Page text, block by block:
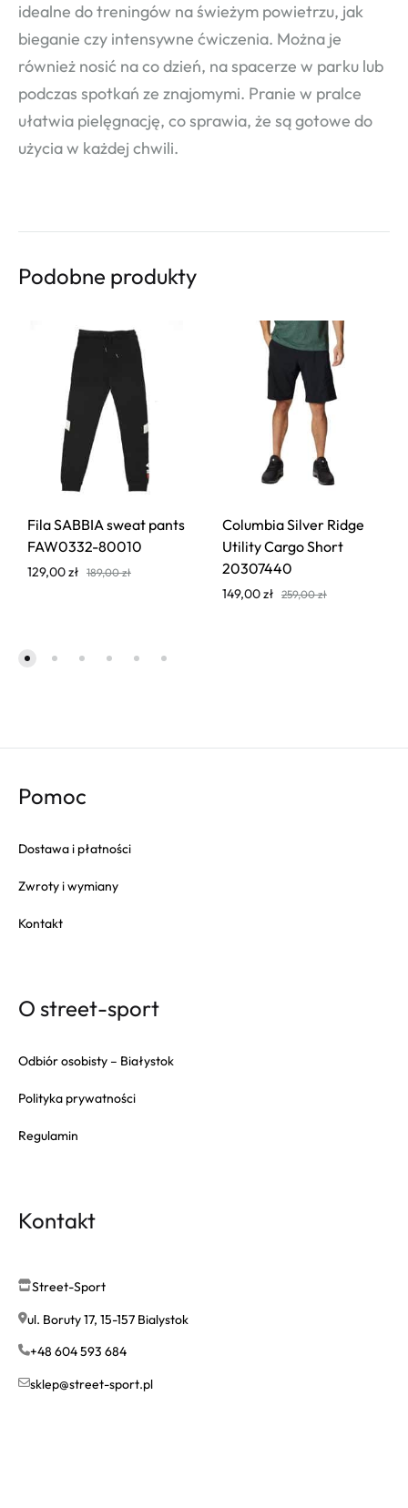
idealne do treningów na świeżym powietrzu, jak
bieganie czy intensywne ćwiczenia. Można je
również nosić na co dzień, na spacerze w parku lub
podczas spotkań ze znajomymi. Pranie w pralce
ułatwia pielęgnację, co sprawia, że są gotowe do
użycia w każdej chwili.
Podobne produkty
Fila SABBIA sweat pants
FAW0332-80010
129,00zł 189,00zł
Columbia Silver Ridge
Utility Cargo Short
20307440
149,00zł 259,00zł
Pomoc
Dostawa i płatności
Zwroty i wymiany
Kontakt
O street-sport
Odbiór osobisty – Białystok
Polityka prywatności
Regulamin
Kontakt
Street-Sport
ul. Boruty 17, 15-157 Bialystok
+48 604 593 684
sklep@street-sport.pl